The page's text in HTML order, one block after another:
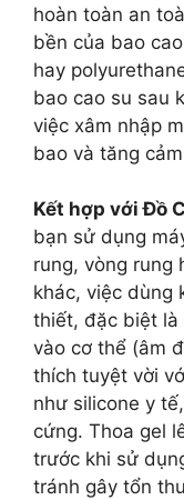
hoàn toàn an
bền của bao
hay
bao cao su sau
việc xâm nhập
bao và tăng
Kết hợp với Đồ
bạn sử dụng
rung, vòng rung
khác, việc dùng
thiết, đặc biệt là
vào cơ thể (âm
thích tuyệt vời
như silicone y
cứng. Thoa gel
trước khi sử
tránh gây tổn